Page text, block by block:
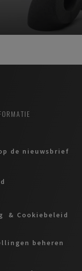
de nieuwsbrief
& Cookiebeleid
beheren